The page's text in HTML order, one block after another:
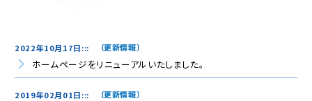
2022年10月17日::: 更新情報
ホームページをリニューアルいたしました。
2019年02月01日::: 更新情報